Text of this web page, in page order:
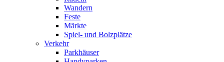
Wandern
Feste
Märkte
Spiel- und Bolzplätze
Verkehr
Parkhäuser